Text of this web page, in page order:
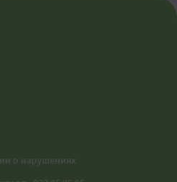
о нарушениях